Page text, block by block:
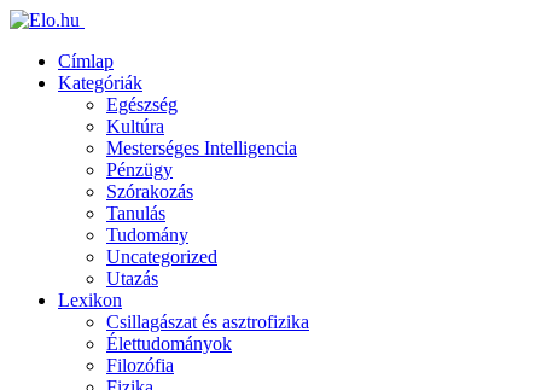
Címlap
Kategóriák
Egészség
Kultúra
Mesterséges Intelligencia
Pénzügy
Szórakozás
Tanulás
Tudomány
Uncategorized
Utazás
Lexikon
Csillagászat és asztrofizika
Élettudományok
Filozófia